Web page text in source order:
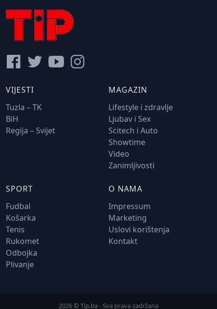
VIJESTI
Tuzla – TK
BiH
Regija – Svijet
MAGAZIN
Lifestyle i zdravlje
Ljubav i Sex
Scitech i Auto
Showtime
Video
Zanimljivosti
SPORT
Fudbal
Košarka
Tenis
Rukomet
Odbojka
Plivanje
O NAMA
Impressum
Marketing
Uslovi korištenja
Kontakt
2026 © Tip.ba - Sva prava zadržana